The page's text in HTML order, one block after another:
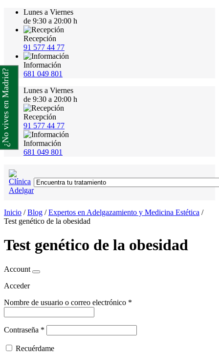
Lunes a Viernes
de 9:30 a 20:00 h
Recepción
91 577 44 77
Información
681 049 801
Lunes a Viernes
de 9:30 a 20:00 h
Recepción
91 577 44 77
Información
681 049 801
Inicio /Blog /Expertos en Adelgazamiento y Medicina Estética /
Test genético de la obesidad
Test genético de la obesidad
Account
Acceder
Nombre de usuario o correo electrónico *
Contraseña *
Recuérdame
¿No vives en Madrid?